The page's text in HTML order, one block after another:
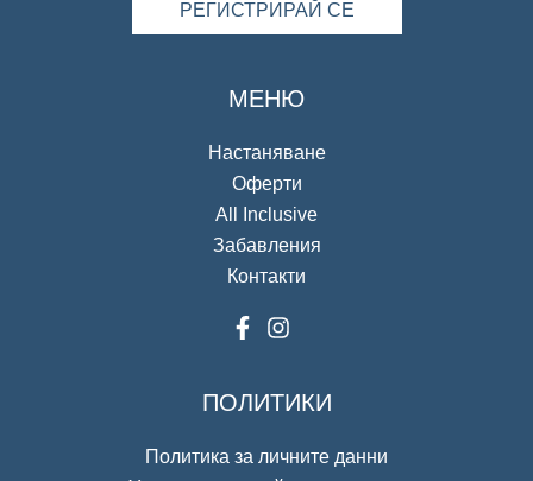
РЕГИСТРИРАЙ СЕ
МЕНЮ
Настаняване
Оферти
All Inclusive
Забавления
Контакти
ПОЛИТИКИ
Политика за личните данни